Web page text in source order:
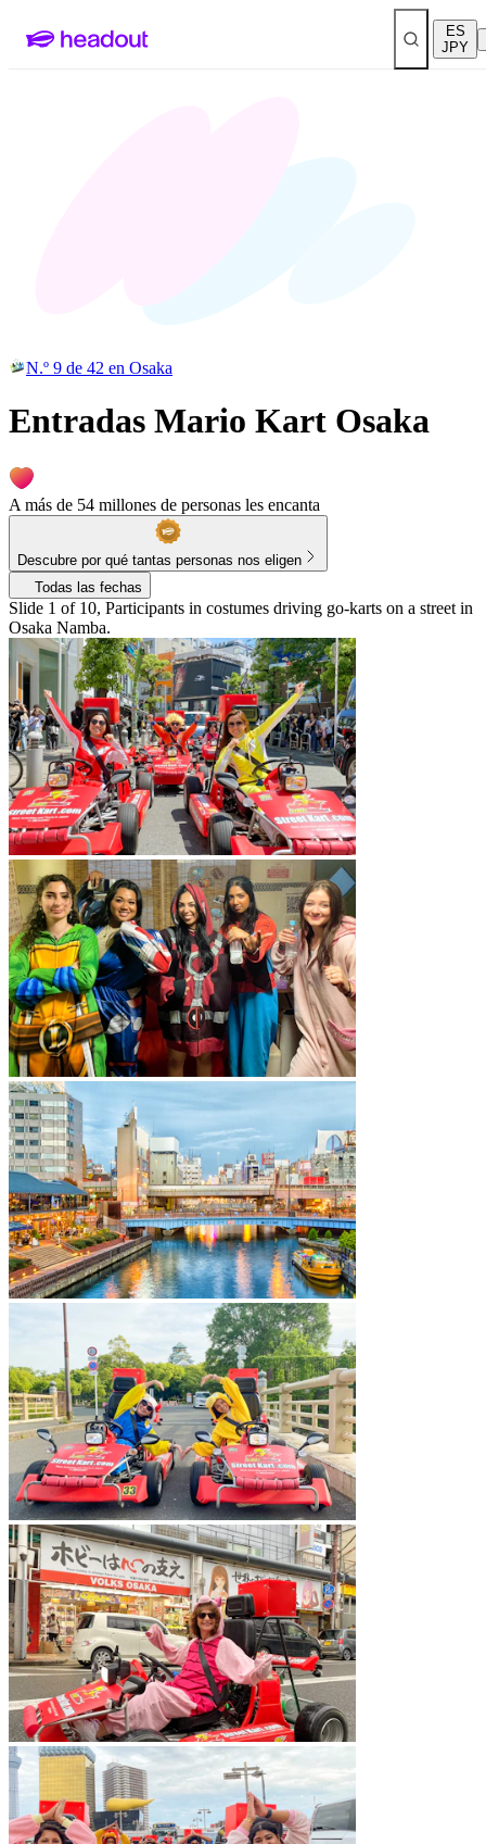
ES
JPY
N.º 9 de 42 en Osaka
Entradas Mario Kart Osaka
A más de 54 millones de personas les encanta
Descubre por qué tantas personas nos eligen
Todas las fechas
Slide 1 of 10, Participants in costumes driving go-karts on a street in
Osaka Namba.